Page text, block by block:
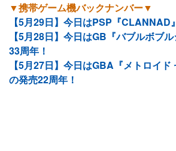
▼携帯ゲーム機バックナンバー▼
【5月29日】今日はPSP『CLANNAD
【5月28日】今日はGB『バブルボブ
33周年！
【5月27日】今日はGBA『メトロイド
の発売22周年！